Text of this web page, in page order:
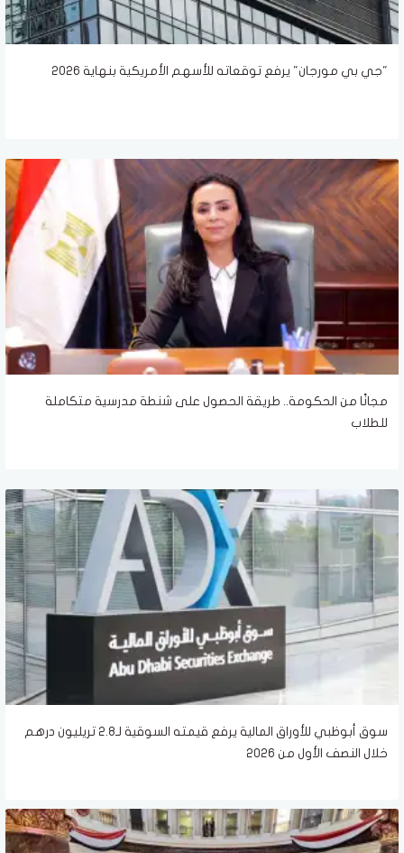
"جي بي مورجان" يرفع توقعاته للأسهم الأمريكية بنهاية 2026
مجانًا من الحكومة.. طريقة الحصول على شنطة مدرسية متكاملة
للطلاب
سوق أبوظبي للأوراق المالية يرفع قيمته السوقية لـ2.8 تريليون درهم
خلال النصف الأول من 2026